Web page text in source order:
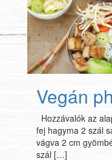
Vegán
Hozzávalók az
fej hagyma 2 szál
vágva 2 cm
szál […]